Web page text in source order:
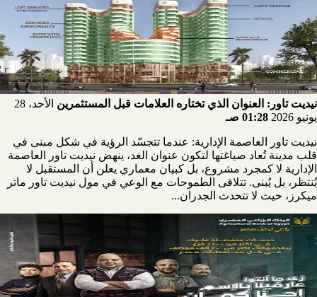
نيديت تاور: العنوان الذي تختاره العلامات قبل المستثمرين
الأحد، 28
يونيو 2026
01:28 صـ
نيديت تاور العاصمة الإدارية: عندما تتجسّد الرؤية في شكل مبنى في
قلب مدينة تُعاد صياغتها لتكون عنوان الغد، ينهض نيديت تاور العاصمة
الإدارية لا كمجرد مشروع، بل كبيان معماري يعلن أن المستقبل لا
يُنتظر، بل يُبنى. تتلاقى الطموحات مع الوعي في مول نيديت تاور ماتر
ميكرز، حيث لا تتحدث الجدران...